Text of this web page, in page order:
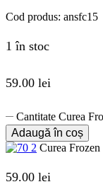
Cod produs: ansfc15
1 în stoc
59.00 lei
Cantitate Curea
Adaugă în coș
Curea Frozen
59.00 lei